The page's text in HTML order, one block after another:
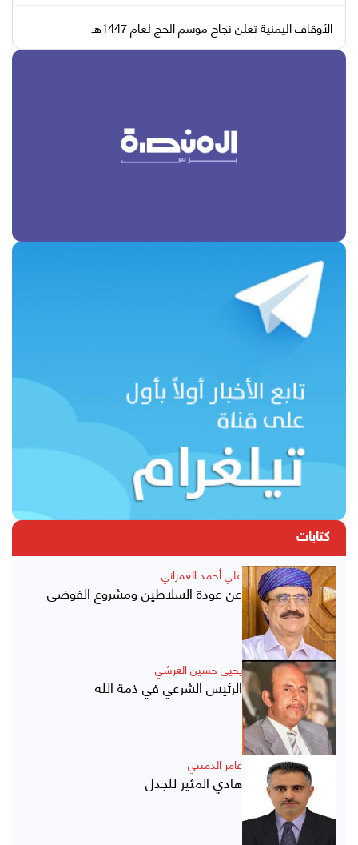
الأوقاف اليمنية تعلن نجاح موسم الحج لعام 1447هـ
كتابات
علي أحمد العمراني
عن عودة السلاطين ومشروع الفوضى
يحيى حسين العرشي
الرئيس الشرعي في ذمة الله
عامر الدميني
هادي المثير للجدل